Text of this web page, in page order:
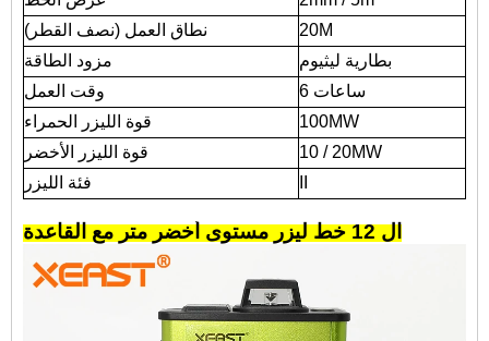
نطاق العمل (نصف القطر)
20M
مزود الطاقة
بطارية ليثيوم
وقت العمل
6 ساعات
قوة الليزر الحمراء
100MW
قوة الليزر الأخضر
10 / 20MW
فئة الليزر
ال12 خط ليزر مستوى أخضر متر مع القاعدة